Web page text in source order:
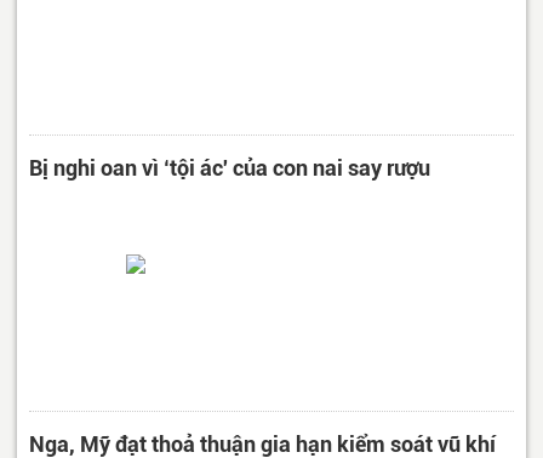
Bị nghi oan vì ‘tội ác' của con nai say rượu
Nga, Mỹ đạt thoả thuận gia hạn kiểm soát vũ khí